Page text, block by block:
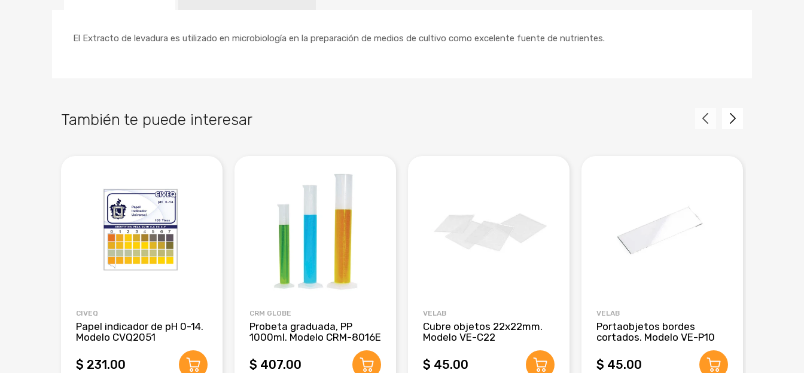
El Extracto de levadura es utilizado en microbiología en la preparación de medios de cultivo como excelente fuente de nutrientes.
También te puede interesar
CIVEQ
Papel indicador de pH 0-14.
Modelo CVQ2051
$ 231.00
CRM GLOBE
Probeta graduada, PP
1000ml. Modelo CRM-8016E
$ 407.00
VELAB
Cubre objetos 22x22mm.
Modelo VE-C22
$ 45.00
VELAB
Portaobjetos bordes
cortados. Modelo VE-P10
$ 45.00